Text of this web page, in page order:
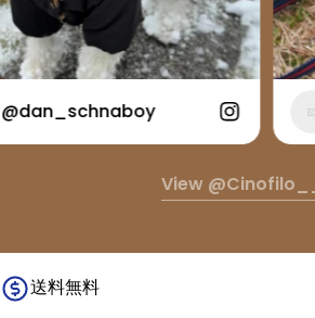
View @cinofilo__
送料無料